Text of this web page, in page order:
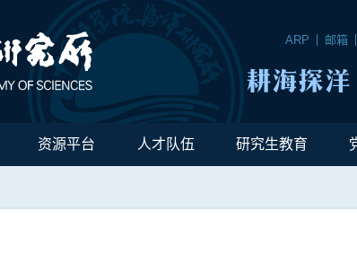
ARP 邮箱
资源平台 人才队伍 研究生教育